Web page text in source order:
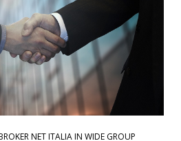
NET ITALIA IN WIDE GROUP